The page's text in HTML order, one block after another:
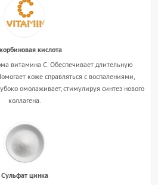
кислота
витамина C. Обеспечивает длительную
коже справляться с воспалениями,
омолаживает, стимулируя синтез нового
коллагена.
Сульфат цинка